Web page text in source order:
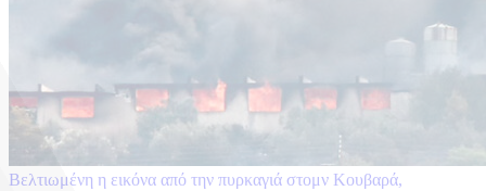
Βελτιωμένη η εικόνα από την πυρκαγιά στομν Κουβαρά,